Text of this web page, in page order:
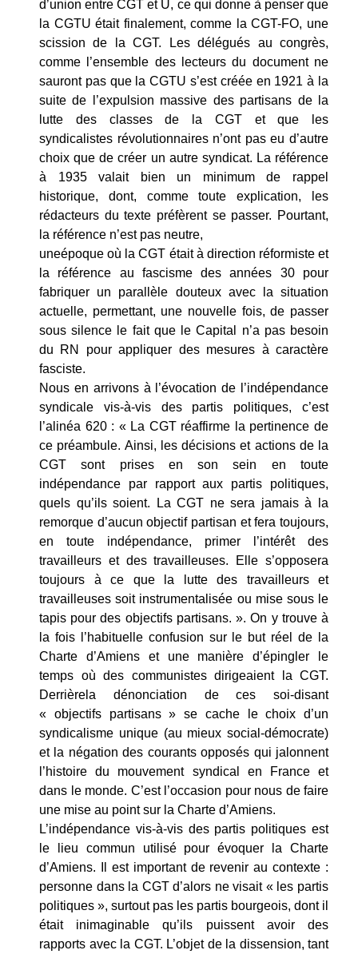
d’union entre CGT et U, ce qui donne à penser que
la CGTU était finalement, comme la CGT-FO, une
scission de la CGT. Les délégués au congrès,
comme l’ensemble des lecteurs du document ne
sauront pas que la CGTU s’est créée en 1921 à la
suite de l’expulsion massive des partisans de la
lutte des classes de la CGT et que les
syndicalistes révolutionnaires n’ont pas eu d’autre
choix que de créer un autre syndicat. La référence
à 1935 valait bien un minimum de rappel
historique, dont, comme toute explication, les
rédacteurs du texte préfèrent se passer. Pourtant,
la référence n’est pas neutre,
uneépoque où la CGT était à direction réformiste et
la référence au fascisme des années 30 pour
fabriquer un parallèle douteux avec la situation
actuelle, permettant, une nouvelle fois, de passer
sous silence le fait que le Capital n’a pas besoin
du RN pour appliquer des mesures à caractère
fasciste.
Nous en arrivons à l’évocation de l’indépendance
syndicale vis-à-vis des partis politiques, c’est
l’alinéa 620 : « La CGT réaffirme la pertinence de
ce préambule. Ainsi, les décisions et actions de la
CGT sont prises en son sein en toute
indépendance par rapport aux partis politiques,
quels qu’ils soient. La CGT ne sera jamais à la
remorque d’aucun objectif partisan et fera toujours,
en toute indépendance, primer l’intérêt des
travailleurs et des travailleuses. Elle s’opposera
toujours à ce que la lutte des travailleurs et
travailleuses soit instrumentalisée ou mise sous le
tapis pour des objectifs partisans. ». On y trouve à
la fois l’habituelle confusion sur le but réel de la
Charte d’Amiens et une manière d’épingler le
temps où des communistes dirigeaient la CGT.
Derrièrela dénonciation de ces soi-disant
« objectifs partisans » se cache le choix d’un
syndicalisme unique (au mieux social-démocrate)
et la négation des courants opposés qui jalonnent
l’histoire du mouvement syndical en France et
dans le monde. C’est l’occasion pour nous de faire
une mise au point sur la Charte d’Amiens.
L’indépendance vis-à-vis des partis politiques est
le lieu commun utilisé pour évoquer la Charte
d’Amiens. Il est important de revenir au contexte :
personne dans la CGT d’alors ne visait « les partis
politiques », surtout pas les partis bourgeois, dont il
était inimaginable qu’ils puissent avoir des
rapports avec la CGT. L’objet de la dissension, tant